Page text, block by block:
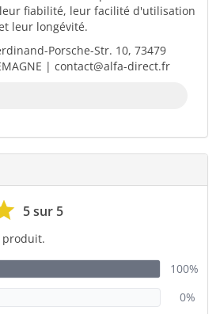
fiabilité, leur facilité d'utilisation
leur longévité.
Porsche-Str. 10, 73479
| contact@alfa-direct.fr
5 sur 5
produit.
100%
0%